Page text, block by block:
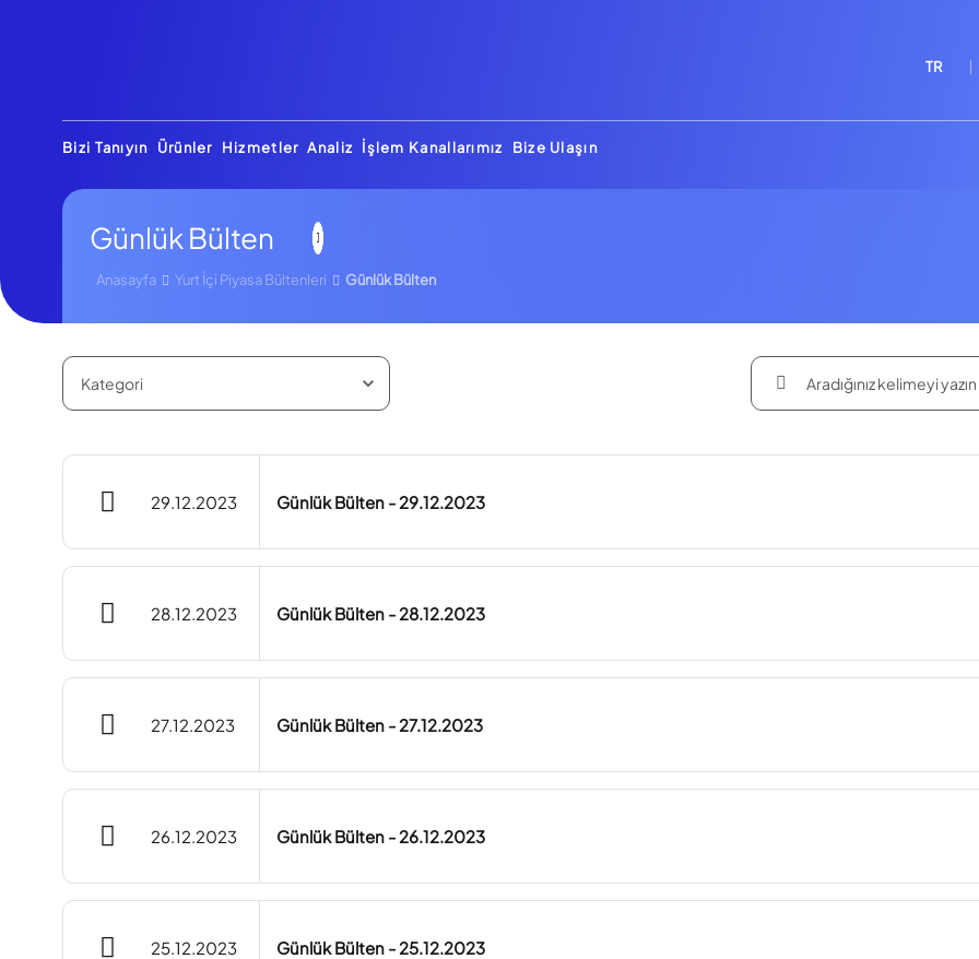
TR
Bizi Tanıyın Ürünler Hizmetler Analiz İşlem Kanallarımız Bize Ulaşın
Günlük Bülten
Anasayfa Yurt İçi Piyasa Bültenleri Günlük Bülten
29.12.2023 Günlük Bülten - 29.12.2023
28.12.2023 Günlük Bülten - 28.12.2023
27.12.2023 Günlük Bülten - 27.12.2023
26.12.2023 Günlük Bülten - 26.12.2023
25.12.2023 Günlük Bülten - 25.12.2023